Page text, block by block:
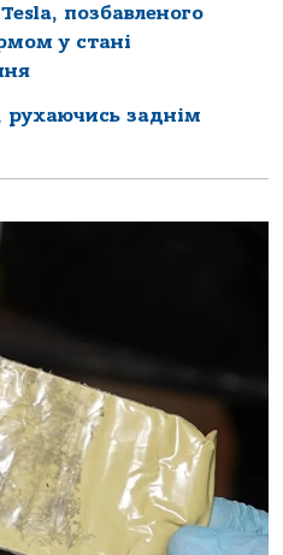
позбавленого
у стані
рухаючись заднім